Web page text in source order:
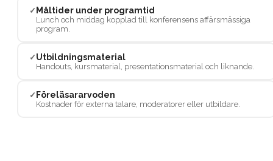
✓ Måltider under programtid
Lunch och middag kopplad till konferensens affärsmässiga
program.
✓ Utbildningsmaterial
Handouts, kursmaterial, presentationsmaterial och liknande.
✓ Föreläsararvoden
Kostnader för externa talare, moderatorer eller utbildare.